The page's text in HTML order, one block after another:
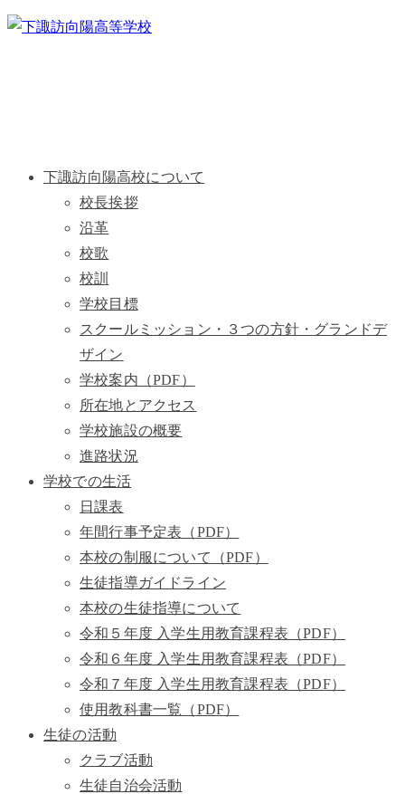
下諏訪向陽高校について
校長挨拶
沿革
校歌
校訓
学校目標
スクールミッション・３つの方針・グランドデ
ザイン
学校案内（PDF）
所在地とアクセス
学校施設の概要
進路状況
学校での生活
日課表
年間行事予定表（PDF）
本校の制服について（PDF）
生徒指導ガイドライン
本校の生徒指導について
令和５年度 入学生用教育課程表（PDF）
令和６年度 入学生用教育課程表（PDF）
令和７年度 入学生用教育課程表（PDF）
使用教科書一覧（PDF）
生徒の活動
クラブ活動
生徒自治会活動